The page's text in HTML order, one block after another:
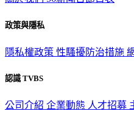
政策與隱私
隱私權政策 性騷擾防治措施
認識 TVBS
公司介紹 企業動態 人才招募